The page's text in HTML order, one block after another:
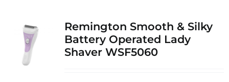
Remington Smooth & Silky
Battery Operated Lady
Shaver WSF5060